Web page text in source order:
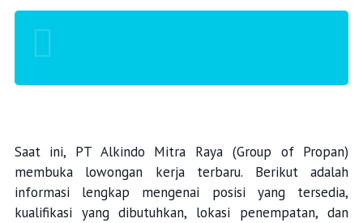
Saat ini, PT Alkindo Mitra Raya (Group of Propan)
membuka lowongan kerja terbaru. Berikut adalah
informasi lengkap mengenai posisi yang tersedia,
kualifikasi yang dibutuhkan, lokasi penempatan, dan